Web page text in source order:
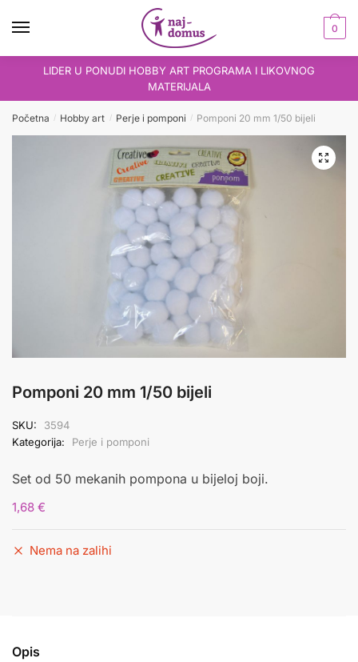
0
LIDER U PONUDI HOBBY ART PROGRAMA I LIKOVNOG
MATERIJALA
Početna / Hobby art / Perje i pomponi / Pomponi 20 mm 1/50 bijeli
Pomponi 20 mm 1/50 bijeli
SKU:
3594
Kategorija:
Perje i pomponi
Set od 50 mekanih pompona u bijeloj boji.
1,68 €
Nema na zalihi
Opis